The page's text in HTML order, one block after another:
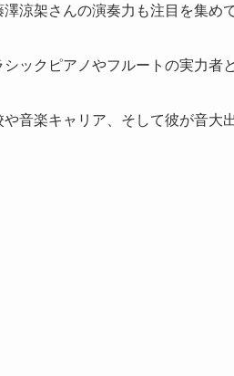
涼架さんの演奏力も注目を集め
ックピアノやフルートの実力者
音楽キャリア、そして彼が音大